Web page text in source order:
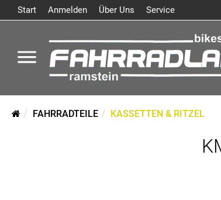
Start Anmelden Über Uns Service
FAHRRADTEILE KASSETTEN & RITZEL